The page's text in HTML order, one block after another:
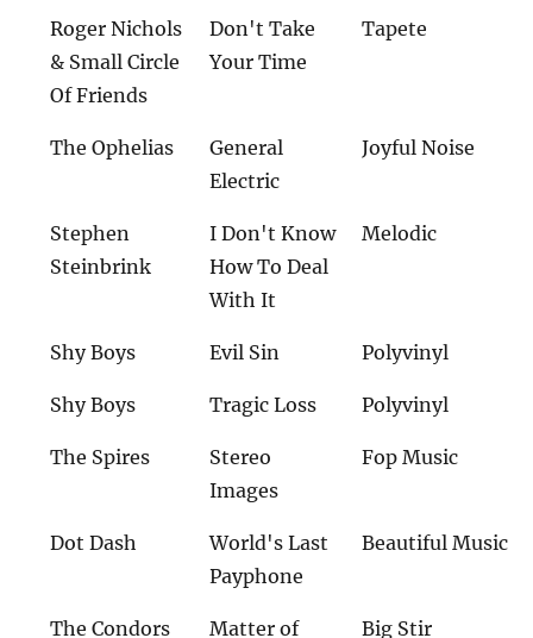
Roger Nichols
& Small Circle
Of Friends
Don't Take
Your Time
Tapete
The Ophelias
General
Electric
Joyful Noise
Stephen
Steinbrink
I Don't Know
How To Deal
With It
Melodic
Shy Boys Evil Sin Polyvinyl
Shy Boys Tragic Loss Polyvinyl
The Spires
Stereo
Images
Fop Music
Dot Dash
World's Last
Payphone
Beautiful Music
The Condors
Matter of
Big Stir